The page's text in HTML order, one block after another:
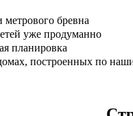
бревна
уже продуманно
планировка
построенных по